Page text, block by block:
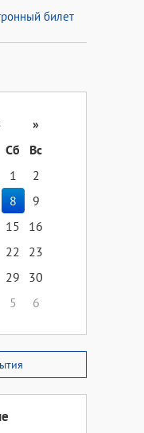
билет
»
Сб
Вс
1
2
8
9
15
16
22
23
29
30
5 6